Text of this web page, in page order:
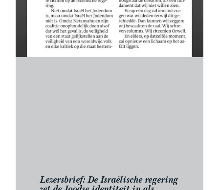
Lezersbrief: De Israëlische regering